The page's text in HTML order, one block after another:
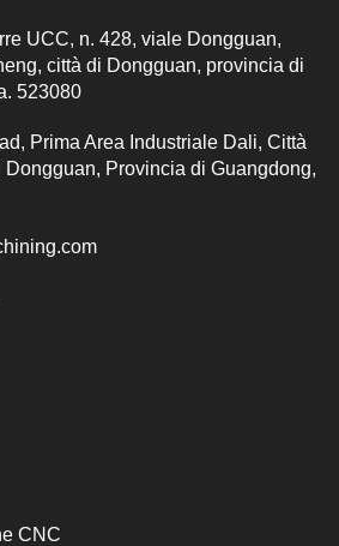
UCC, n. 428, viale Dongguan,
città di Dongguan, provincia di
523080
Prima Area Industriale Dali, Città
Provincia di Guangdong,
CNC